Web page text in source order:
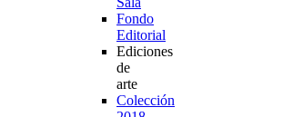
Fondo
Editorial
Ediciones
de
arte
Colección